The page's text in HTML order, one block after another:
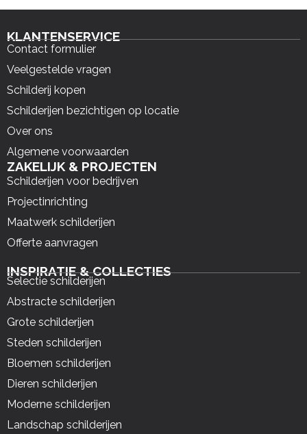
KLANTENSERVICE
Contact formulier
Veelgestelde vragen
Schilderij kopen
Schilderijen bezichtigen op locatie
Over ons
Algemene voorwaarden
ZAKELIJK & PROJECTEN
Schilderijen voor bedrijven
Projectinrichting
Maatwerk schilderijen
Offerte aanvragen
INSPIRATIE & COLLECTIES
Selectie schilderijen
Abstracte schilderijen
Grote schilderijen
Steden schilderijen
Bloemen schilderijen
Dieren schilderijen
Moderne schilderijen
Landschap schilderijen